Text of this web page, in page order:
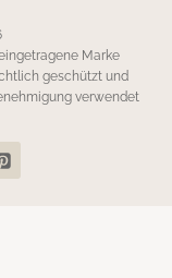
Marke
geschützt und
verwendet